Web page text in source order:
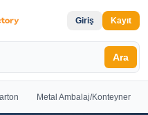
Giriş Kayıt
Ara
Metal Ambalaj/Konteyner